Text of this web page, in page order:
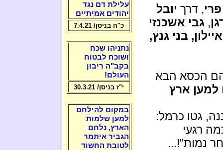
, דרך יובל
, גבי אשכנזי
בני גנץ,
הכסא הבא
למען ארץ
גטו כרמל:
רגעי
נמות"!...
עלילת דם נגד
יהודים אמיתיים
כ"ה בניסן/ 7.4.21
נתניהו שכח
ושוכח לבטוח
בקב"ה ריבון
העולם!
י"ז בניסן/ 30.3.21
במקום להילחם
למען שלמות
הארץ, נלחם
הגביר איתמר
לטובת החשוד